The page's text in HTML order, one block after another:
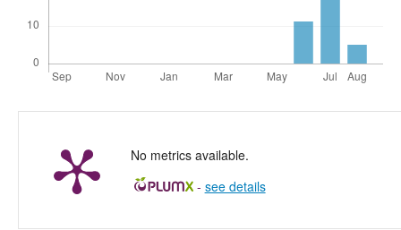
No metrics available.
- see details